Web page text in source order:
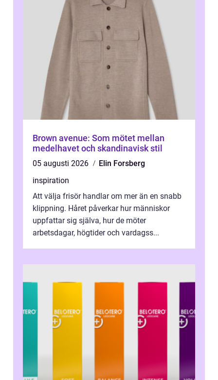
Brown avenue: Som mötet mellan
medelhavet och skandinavisk stil
05 augusti 2026
Elin Forsberg
inspiration
Att välja frisör handlar om mer än en snabb
klippning. Håret påverkar hur människor
uppfattar sig själva, hur de möter
arbetsdagar, högtider och vardagss...